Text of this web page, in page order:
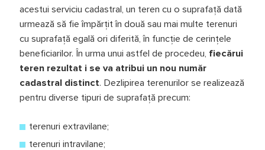
acestui serviciu cadastral, un teren cu o suprafață dată
urmează să fie împărțit în două sau mai multe terenuri
cu suprafață egală ori diferită, în funcție de cerințele
beneficiarilor. În urma unui astfel de procedeu, fiecărui
teren rezultat i se va atribui un nou număr
cadastral distinct. Dezlipirea terenurilor se realizează
pentru diverse tipuri de suprafață precum:
terenuri extravilane;
terenuri intravilane;
INFORMEAZĂ-TE